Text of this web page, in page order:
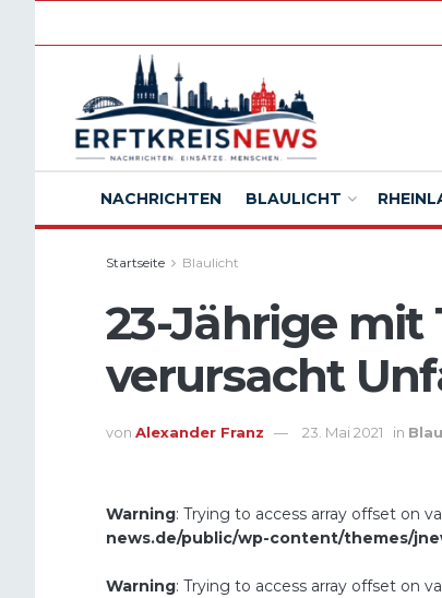
NACHRICHTEN BLAULICHT
Startseite Blaulicht
23-Jährige mit
verursacht
von Alexander Franz 23. Mai 2021 in
Warning: Trying to access array offset on
news.de/public/wp-content/themes/
Warning: Trying to access array offset on